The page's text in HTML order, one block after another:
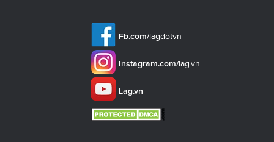
Fb.com/lagdotvn
Instagram.com/lag.vn
Lag.vn